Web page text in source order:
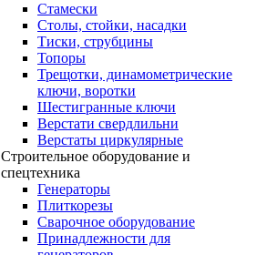
Стамески
Столы, стойки, насадки
Тиски, струбцины
Топоры
Трещотки, динамометрические
ключи, воротки
Шестигранные ключи
Верстати свердлильни
Верстаты циркулярные
Строительное оборудование и
спецтехника
Генераторы
Плиткорезы
Сварочное оборудование
Принадлежности для